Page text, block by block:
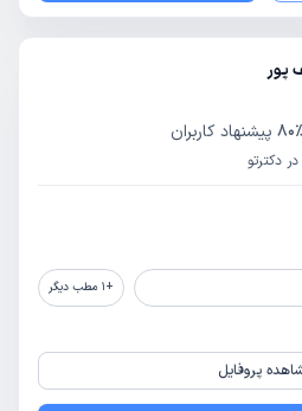
پور
80٪
پیشنهاد کاربران
دکترتو
+
1 مطب دیگر
پروفایل